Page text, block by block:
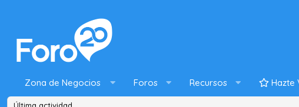
Zona de Negocios Foros Recursos Hazte